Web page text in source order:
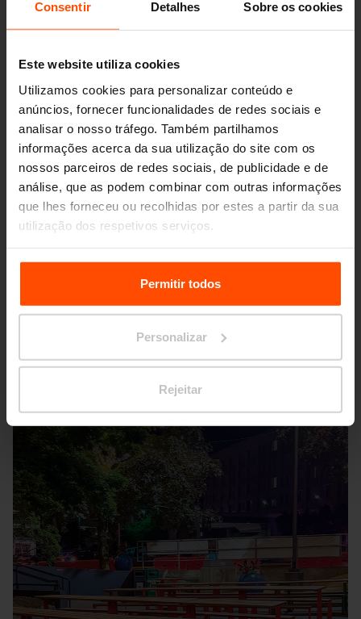
Consentir Detalhes Sobre os cookies
Este website utiliza cookies
Utilizamos cookies para personalizar conteúdo e
anúncios, fornecer funcionalidades de redes sociais e
analisar o nosso tráfego. Também partilhamos
informações acerca da sua utilização do site com os
nossos parceiros de redes sociais, de publicidade e de
análise, que as podem combinar com outras informações
que lhes forneceu ou recolhidas por estes a partir da sua
utilização dos respetivos serviços.
Para mais informações, por favor visitePrinciples
Relating to the Processing Personal Data.
Permitir todos
Personalizar
Rejeitar
Seattle – Popup park